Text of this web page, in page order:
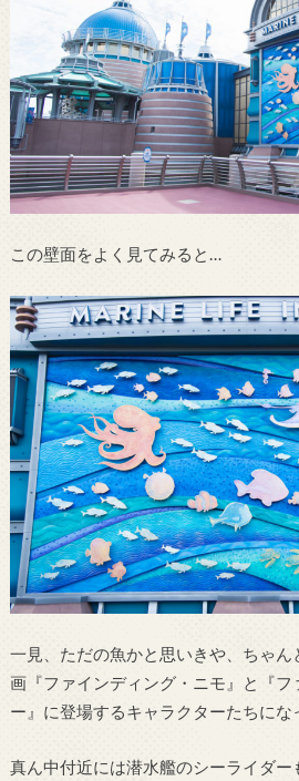
この壁面をよく見てみると…
一見、ただの魚かと思いきや、ちゃ
画『ファインディング・ニモ』と『フ
ー』に登場するキャラクターたちにな
真ん中付近には潜水艦のシーライダー